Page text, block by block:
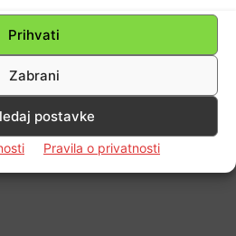
Prihvati
Zabrani
postavke
Pravila o privatnosti